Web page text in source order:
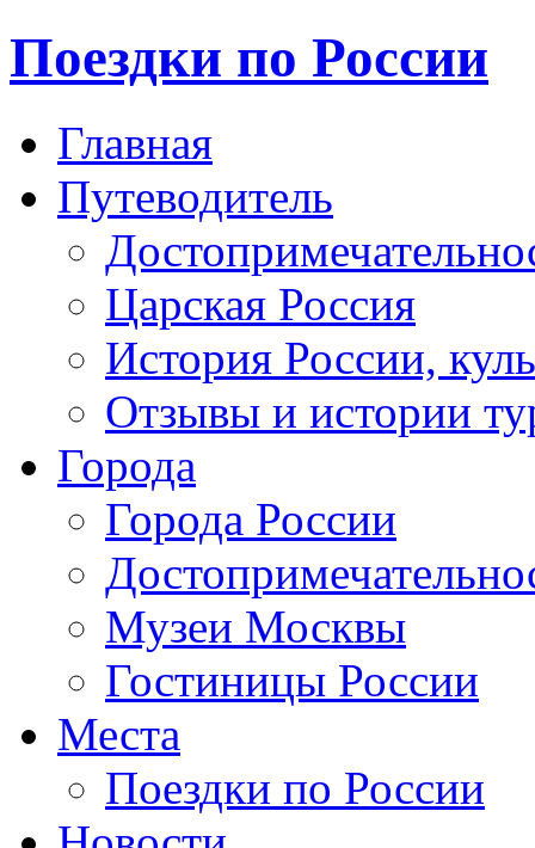
Поездки по России
Главная
Путеводитель
Царская Россия
История России,
Отзывы и истории
Города
Города России
Музеи Москвы
Гостиницы России
Места
Поездки по России